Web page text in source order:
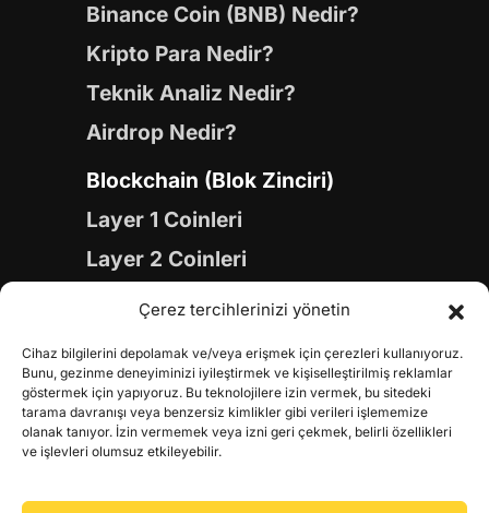
Çerez tercihlerinizi yönetin
Cihaz bilgilerini depolamak ve/veya erişmek için çerezleri kullanıyoruz.
Bunu, gezinme deneyiminizi iyileştirmek ve kişiselleştirilmiş reklamlar
göstermek için yapıyoruz. Bu teknolojilere izin vermek, bu sitedeki
tarama davranışı veya benzersiz kimlikler gibi verileri işlememize
olanak tanıyor. İzin vermemek veya izni geri çekmek, belirli özellikleri
ve işlevleri olumsuz etkileyebilir.
Binance Coin (BNB) Nedir?
Kripto Para Nedir?
Teknik Analiz Nedir?
Airdrop Nedir?
Blockchain (Blok Zinciri)
Layer 1 Coinleri
Layer 2 Coinleri
Yapay Zeka (AI) Coinleri
Gaming Coinleri
RWA Coinleri
DeFi Coinleri
DePIN Coinleri